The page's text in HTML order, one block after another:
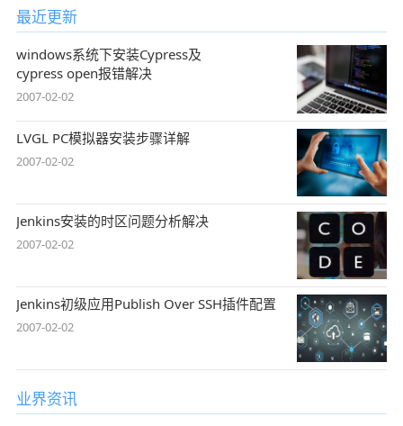
最近更新
windows系统下安装Cypress及
cypress open报错解决
2007-02-02
LVGL PC模拟器安装步骤详解
2007-02-02
Jenkins安装的时区问题分析解决
2007-02-02
Jenkins初级应用Publish Over SSH插件配置
2007-02-02
业界资讯